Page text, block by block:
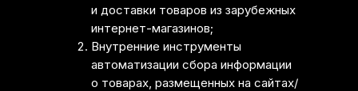
и доставки товаров из зарубежных
интернет-магазинов;
Внутренние инструменты
автоматизации сбора информации
о товарах, размещенных на сайтах/